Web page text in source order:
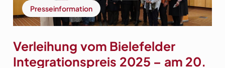
0
B
e
l
i
h
a
c
Presseinformation
Verleihung vom Bielefelder
Integrationspreis 2025 – am 20.